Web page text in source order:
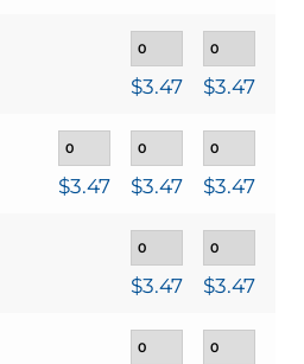
$3.47 $3.47
$3.47 $3.47 $3.47
$3.47 $3.47